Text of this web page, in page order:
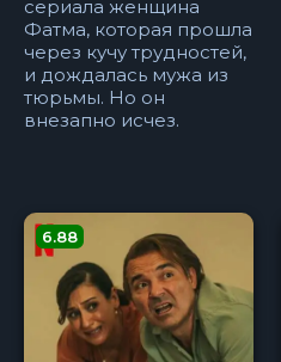
сериала женщина
Фатма, которая прошла
через кучу трудностей,
и дождалась мужа из
тюрьмы. Но он
внезапно исчез.
6.88